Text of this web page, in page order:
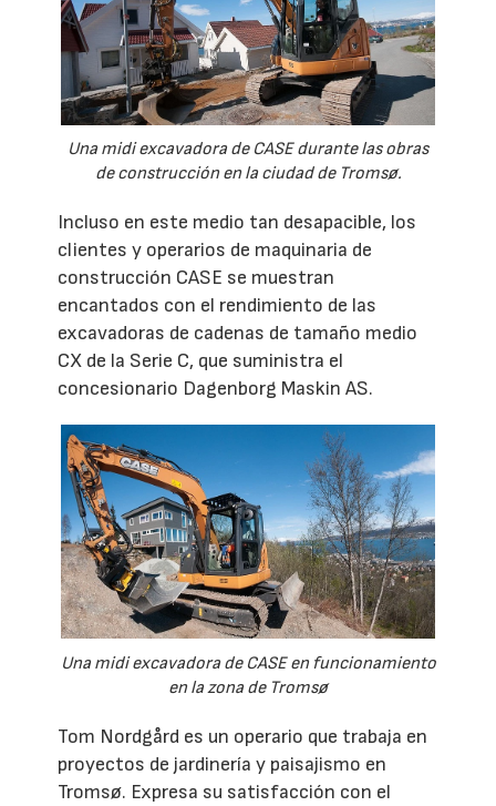
Una midi excavadora de CASE durante las obras
de construcción en la ciudad de Tromsø.
Incluso en este medio tan desapacible, los
clientes y operarios de maquinaria de
construcción CASE se muestran
encantados con el rendimiento de las
excavadoras de cadenas de tamaño medio
CX de la Serie C, que suministra el
concesionario Dagenborg Maskin AS.
Una midi excavadora de CASE en funcionamiento
en la zona de Tromsø
Tom Nordgård es un operario que trabaja en
proyectos de jardinería y paisajismo en
Tromsø. Expresa su satisfacción con el